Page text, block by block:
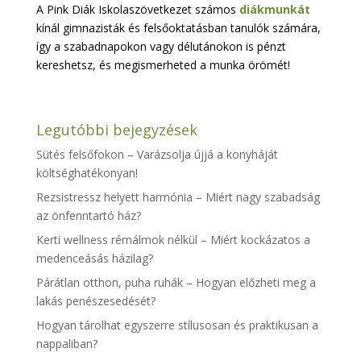
A Pink Diák Iskolaszövetkezet számos diákmunkát
kínál gimnazisták és felsőoktatásban tanulók számára,
így a szabadnapokon vagy délutánokon is pénzt
kereshetsz, és megismerheted a munka örömét!
Legutóbbi bejegyzések
Sütés felsőfokon – Varázsolja újjá a konyháját
költséghatékonyan!
Rezsistressz helyett harmónia – Miért nagy szabadság
az önfenntartó ház?
Kerti wellness rémálmok nélkül – Miért kockázatos a
medenceásás házilag?
Párátlan otthon, puha ruhák – Hogyan előzheti meg a
lakás penészesedését?
Hogyan tárolhat egyszerre stílusosan és praktikusan a
nappaliban?